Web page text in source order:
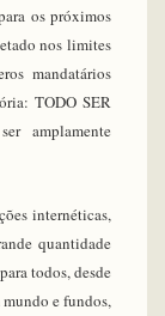
os próximos
nos limites
mandatários
TODO SER
amplamente
internéticas,
quantidade
todos, desde
e fundos,